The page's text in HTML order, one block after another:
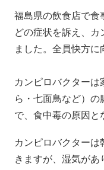
福島県の飲食店で食
どの症状を訴え、
ました。全員快方に
カンピロバクター
ら・七面鳥など）
で、食中毒の原因と
カンピロバクター
きますが、湿気が